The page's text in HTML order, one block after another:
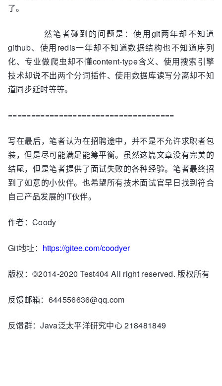
了。
然笔者碰到的问题是：使用git两年却不知道
github、使用redis一年却不知道数据结构也不知道序列
化、专业做爬虫却不懂content-type含义、使用搜索引擎
技术却说不出两个分词插件、使用数据库读写分离却不知
道同步延时等等。
====================================
写在最后，笔者认为在招聘途中，并不是不允许求职者包
装，但是尽可能满足能筹平衡。虽然这篇文章没有完美的
结尾，但是笔者提供了面试失败的各种经验。笔者最终招
到了如意的小伙伴。也希望所有技术面试官早日找到符合
自己产品发展的IT伙伴。
作者：Coody
Git地址： https://gitee.com/coodyer
版权：©2014-2020 Test404 All right reserved. 版权所有
反馈邮箱：644556636@qq.com
反馈群：Java泛太平洋研究中心 218481849